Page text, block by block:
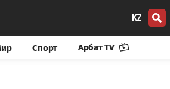
KZ
Спорт Арбат TV